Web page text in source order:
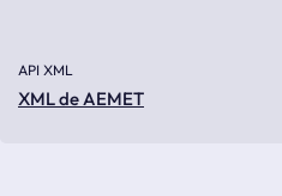
API XML
XML de AEMET